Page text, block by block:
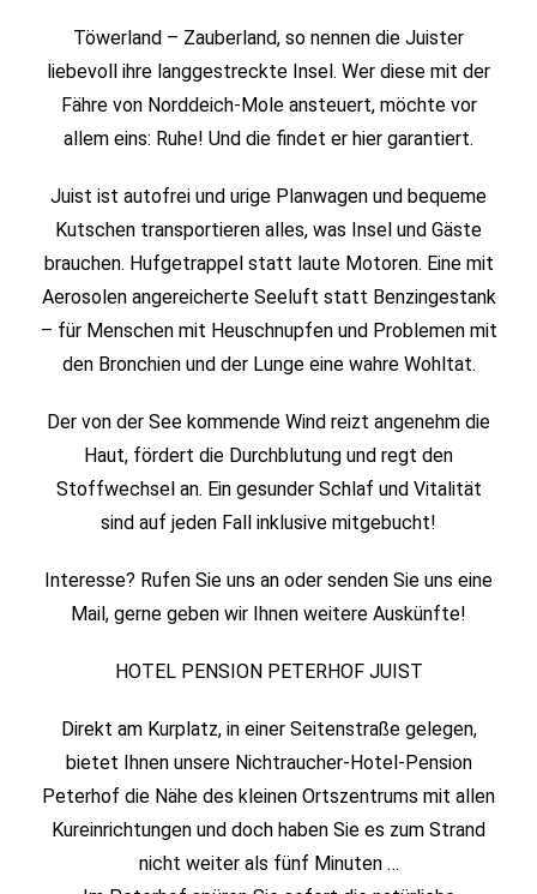
Töwerland – Zauberland, so nennen die Juister
liebevoll ihre langgestreckte Insel. Wer diese mit der
Fähre von Norddeich-Mole ansteuert, möchte vor
allem eins: Ruhe! Und die findet er hier garantiert.
Juist ist autofrei und urige Planwagen und bequeme
Kutschen transportieren alles, was Insel und Gäste
brauchen. Hufgetrappel statt laute Motoren. Eine mit
Aerosolen angereicherte Seeluft statt Benzingestank
– für Menschen mit Heuschnupfen und Problemen mit
den Bronchien und der Lunge eine wahre Wohltat.
Der von der See kommende Wind reizt angenehm die
Haut, fördert die Durchblutung und regt den
Stoffwechsel an. Ein gesunder Schlaf und Vitalität
sind auf jeden Fall inklusive mitgebucht!
Interesse? Rufen Sie uns an oder senden Sie uns eine
Mail, gerne geben wir Ihnen weitere Auskünfte!
HOTEL PENSION PETERHOF JUIST
Direkt am Kurplatz, in einer Seitenstraße gelegen,
bietet Ihnen unsere Nichtraucher-Hotel-Pension
Peterhof die Nähe des kleinen Ortszentrums mit allen
Kureinrichtungen und doch haben Sie es zum Strand
nicht weiter als fünf Minuten …